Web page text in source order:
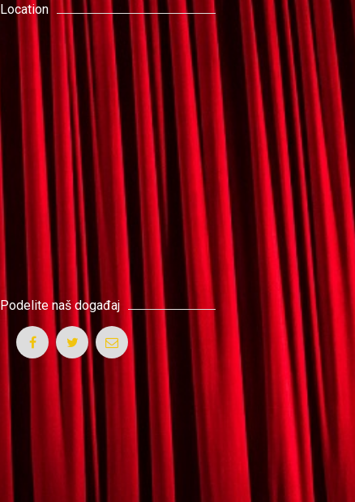
Location
Podelite naš događaj